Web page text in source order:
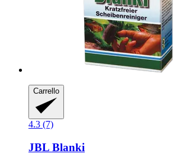
Carrello
4.3 (7)
JBL Blanki